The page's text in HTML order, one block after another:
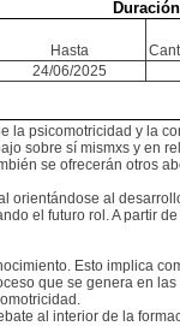
Duración
Hasta
24/06/2025
la psicomotricidad y la
sobre sí mismxs y en
se ofrecerán otros
orientándose al
el futuro rol. A partir
Esto implica
que se genera en
al interior de la